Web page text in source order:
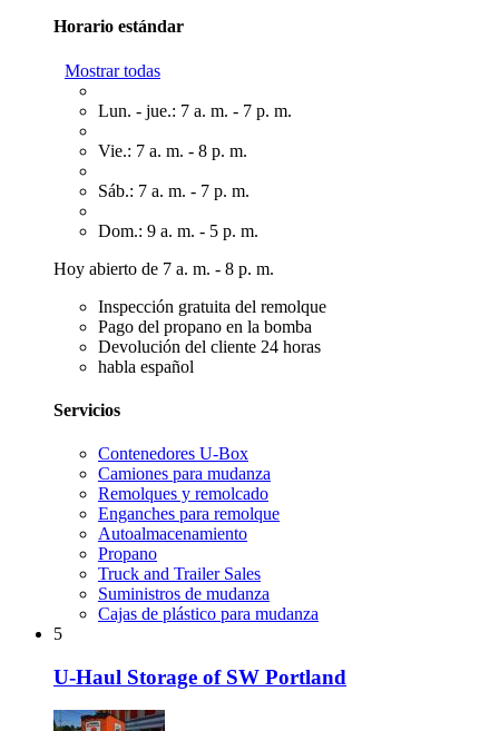
Horario estándar
Mostrar todas
Lun. - jue.: 7 a. m. - 7 p. m.
Vie.: 7 a. m. - 8 p. m.
Sáb.: 7 a. m. - 7 p. m.
Dom.: 9 a. m. - 5 p. m.
Hoy abierto de 7 a. m. - 8 p. m.
Inspección gratuita del remolque
Pago del propano en la bomba
Devolución del cliente 24 horas
habla español
Servicios
Contenedores U-Box
Camiones para mudanza
Remolques y remolcado
Enganches para remolque
Autoalmacenamiento
Propano
Truck and Trailer Sales
Suministros de mudanza
Cajas de plástico para mudanza
5
U-Haul Storage of SW Portland